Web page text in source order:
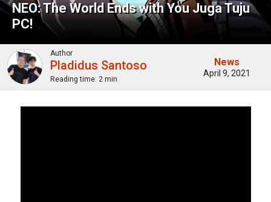
NEO: The World Ends with You Juga Tuju
PC!
Author
Pladidus Santoso
Reading time: 2 min
News
April 9, 2021